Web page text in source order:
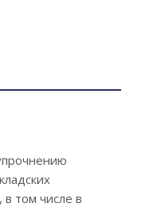
том числе в